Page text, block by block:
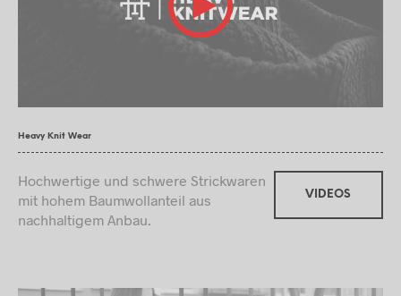
Heavy Knit Wear
Hochwertige und schwere Strickwaren
mit hohem Baumwollanteil aus
nachhaltigem Anbau.
VIDEOS